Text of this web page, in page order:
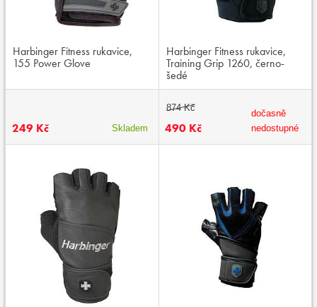
Harbinger Fitness rukavice,
155 Power Glove
249 Kč Skladem
Harbinger Fitness rukavice,
Training Grip 1260, černo-
šedé
874 Kč
490 Kč
dočasně
nedostupné